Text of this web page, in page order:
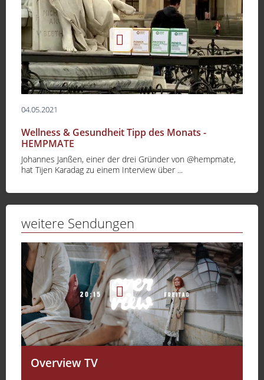
04.05.2021
Wellness & Gesundheit Tipp des Monats -
HEMPMATE
Johannes Janßen, einer der drei Gründer von @hempmate,
hat Tijen Karadag zu einem Interview über ...
weitere Sendungen
Overview TV